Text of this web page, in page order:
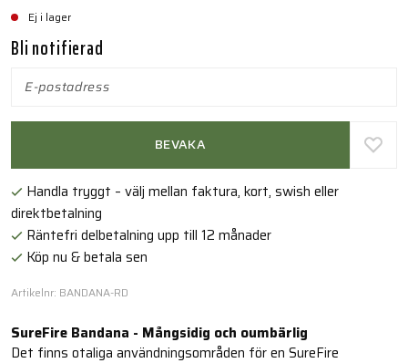
Ej i lager
Bli notifierad
BEVAKA
Handla tryggt – välj mellan faktura, kort, swish eller
direktbetalning
Räntefri delbetalning upp till 12 månader
Köp nu & betala sen
Artikelnr: BANDANA-RD
SureFire Bandana - Mångsidig och oumbärlig
Det finns otaliga användningsområden för en SureFire